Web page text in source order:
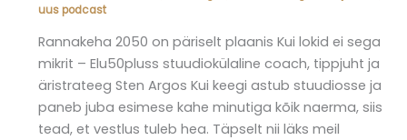
uus podcast
Rannakeha 2050 on päriselt plaanis Kui lokid ei sega
mikrit – Elu50pluss stuudiokülaline coach, tippjuht ja
äristrateeg Sten Argos Kui keegi astub stuudiosse ja
paneb juba esimese kahe minutiga kõik naerma, siis
tead, et vestlus tuleb hea. Täpselt nii läks meil